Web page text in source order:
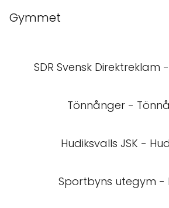
Gymmet
SDR Svensk Direktreklam
Tönnånger -
Hudiksvalls JSK -
Sportbyns utegym -